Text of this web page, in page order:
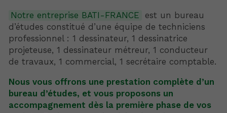
Notre entreprise BATI-FRANCE
est un bureau
d’études constitué d’une équipe de techniciens
professionnel : 1 dessinateur, 1 dessinatrice
projeteuse, 1 dessinateur métreur, 1 conducteur
de travaux, 1 commercial, 1 secrétaire comptable.
Nous vous offrons une prestation complète d’un
bureau d’études, et vous proposons un
accompagnement dès la première phase de vos